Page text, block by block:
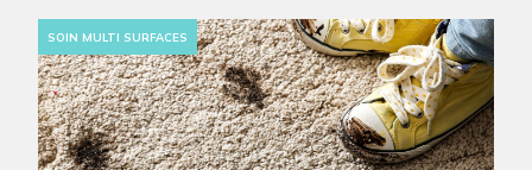
SOIN MULTI SURFACES